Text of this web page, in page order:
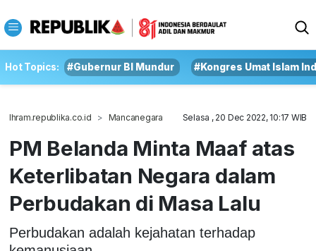
Hot Topics: #Gubernur BI Mundur #Kongres Umat Islam
Ihram.republika.co.id Mancanegara Selasa , 20 Dec 2022, 10:17 WIB
PM Belanda Minta Maaf atas
Keterlibatan Negara dalam
Perbudakan di Masa Lalu
Perbudakan adalah kejahatan terhadap